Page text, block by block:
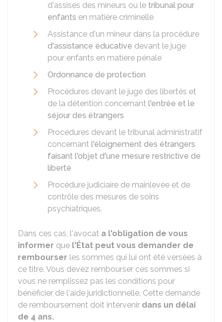
d'assises des mineurs ou le tribunal pour
enfants en matière criminelle
Assistance d'un mineur dans la procédure
d'assistance éducative devant le juge
pour enfants en matière pénale
Ordonnance de protection
Procédures devant le juge des libertés et
de la détention concernant l'entrée et le
séjour des étrangers
Procédures devant le tribunal administratif
concernant l'éloignement des étrangers
faisant l'objet d'une mesure restrictive de
liberté
Procédure judiciaire de mainlevée et de
contrôle des mesures de soins
psychiatriques.
Dans ces cas, l'avocat a l'obligation de vous
informer que l'État peut vous demander de
rembourser les sommes qui lui ont été versées à
ce titre. Vous devez rembourser ces sommes si
vous ne remplissez pas les conditions pour
bénéficier de l'aide juridictionnelle. Cette demande
de remboursement doit intervenir dans un délai
de 4 ans.